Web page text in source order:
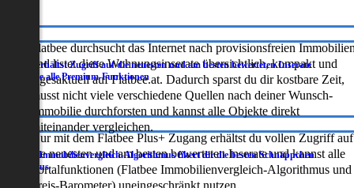
Flatbee durchsucht das Internet nach provisionsfreien
und listet diese Wohnungsinserate übersichtlich, kompakt und
tagesaktuell auf Flatbee.at. Dadurch sparst du dir kostbare Zeit,
musst nicht viele verschiedene Quellen nach deiner Wunsch-
Immobilie durchforsten und kannst alle Objekte direkt
miteinander vergleichen.
Du erhältst Zugriff auf die neuesten und am besten bewerteten Inserate
sowie alle Premium-Funktionen
Nur mit dem Flatbee Plus+ Zugang erhältst du vollen Zugriff auf
die neuesten und am besten bewerteten Inserate und kannst alle
Portalfunktionen (Flatbee Immobilienvergleich-Algorithmus und
Der Immobilienvergleich-Algorithmus filtert dir die besten Schnäppchen
heraus